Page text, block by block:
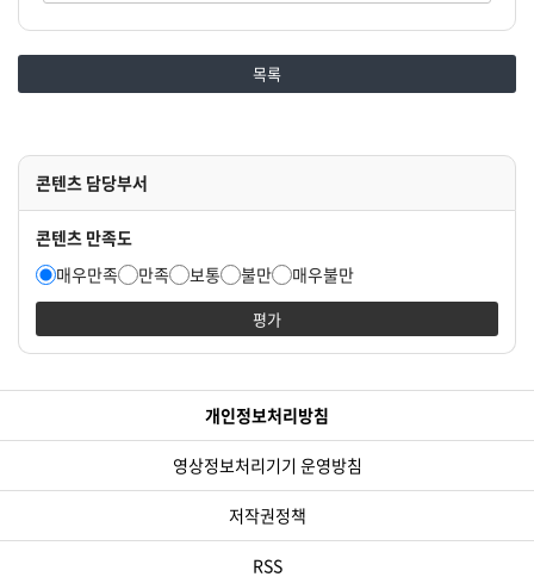
목록
콘텐츠 담당부서
콘텐츠 만족도
매우만족
만족 보통 불만 매우불만
평가
개인정보처리방침
영상정보처리기기 운영방침
저작권정책
RSS